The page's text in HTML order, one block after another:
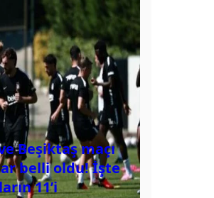
Beşiktaş maçı
belli oldu! İşte
11’i